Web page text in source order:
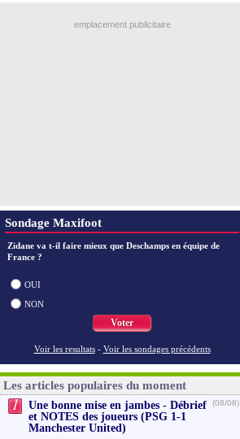
: Godts avoue des discussions
emplacement publicitaire
Sondage Maxifoot
Zidane va t-il faire mieux que Deschamps en équipe de
France ?
OUI
NON
Voter
Voir les resultats - Voir les sondages précédents
Les articles populaires du moment
1
Une bonne mise en jambes - Débrief
et NOTES des joueurs (PSG 1-1
Manchester United)
(08/08)